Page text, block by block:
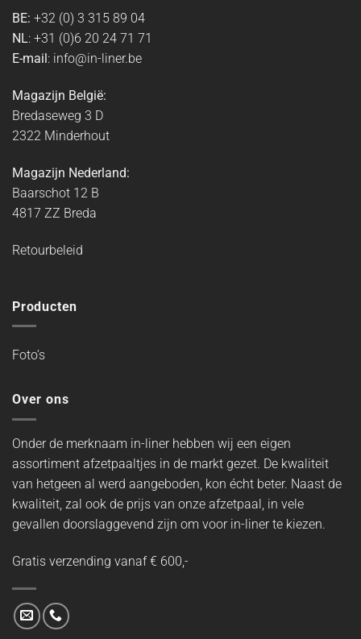
BE: +32 (0) 3 315 89 04
NL: +31 (0)6 20 24 71 71
E-mail : info@in-liner.be
Magazijn België:
Bredaseweg 3 D
2322 Minderhout
Magazijn Nederland:
Baarschot 12 B
4817 ZZ Breda
Retourbeleid
Producten
Foto’s
Over ons
Onder de merknaam in-liner hebben wij een eigen
assortiment afzetpaaltjes in de markt gezet. De kwaliteit
van hetgeen al werd aangeboden, kon écht beter. Naast de
kwaliteit, zal ook de prijs van onze afzetpaal, in vele
gevallen doorslaggevend zijn om voor in-liner te kiezen.
Gratis verzending vanaf € 600,-